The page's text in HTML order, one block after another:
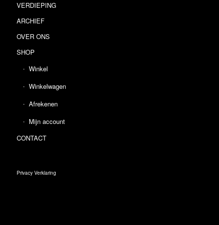
VERDIEPING
ARCHIEF
OVER ONS
SHOP
Winkel
Winkelwagen
Afrekenen
Mijn account
CONTACT
Privacy Verklaring